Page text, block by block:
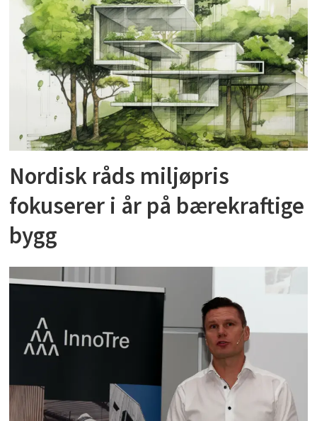
Nordisk råds miljøpris
fokuserer i år på bærekraftige
bygg